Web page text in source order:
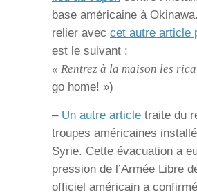
base américaine à
relier avec cet autre article
est le suivant :
« Rentrez à la maison les
go home! »)
– Un autre article traite du
troupes américaines
Syrie. Cette évacuation a
pression de l’Armée Libre
officiel américain a